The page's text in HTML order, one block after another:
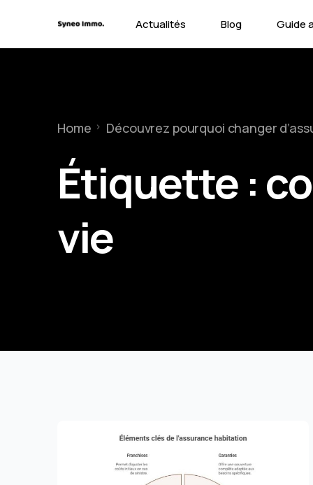
Actualités Blog Guide
Home Découvrez pourquoi changer
Étiquette :
vie